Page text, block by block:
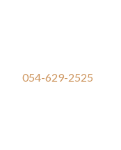
054-629-2525